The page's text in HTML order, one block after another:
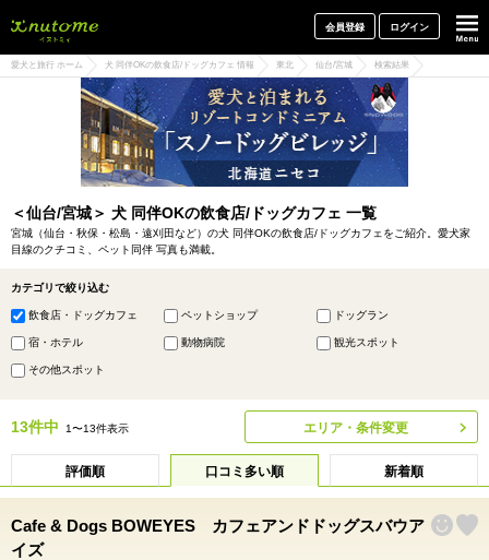
会員登録 ログイン
愛犬と旅行 ホーム 犬 同伴OKの飲食店/ドッグカフェ 情報 東北 仙台/宮城 検索結果
＜仙台/宮城＞ 犬 同伴OKの飲食店/ドッグカフェ 一覧
宮城（仙台・秋保・松島・遠刈田など）の犬 同伴OKの飲食店/ドッグカフェをご紹介。愛犬家
目線のクチコミ、ペット同伴 写真も満載。
カテゴリで絞り込む
飲食店・ドッグカフェ ペットショップ ドッグラン
宿・ホテル 動物病院 観光スポット
その他スポット
13件中 1〜13件表示 エリア・条件変更
評価順 口コミ多い順 新着順
Cafe & Dogs BOWEYES カフェアンドドッグスバウア
イズ